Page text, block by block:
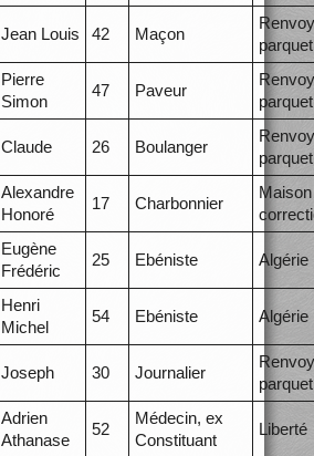
Jean Louis 42 Maçon
parquet
Pierre
Simon
47 Paveur
parquet
Claude 26 Boulanger
parquet
Alexandre
Honoré
17 Charbonnier
Eugène
Frédéric
25 Ebéniste Algérie
Henri
Michel
54 Ebéniste Algérie
Joseph 30 Journalier
parquet
Adrien
Athanase
52
Médecin, ex
Constituant
Liberté